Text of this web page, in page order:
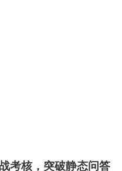
考核，突破静态问答